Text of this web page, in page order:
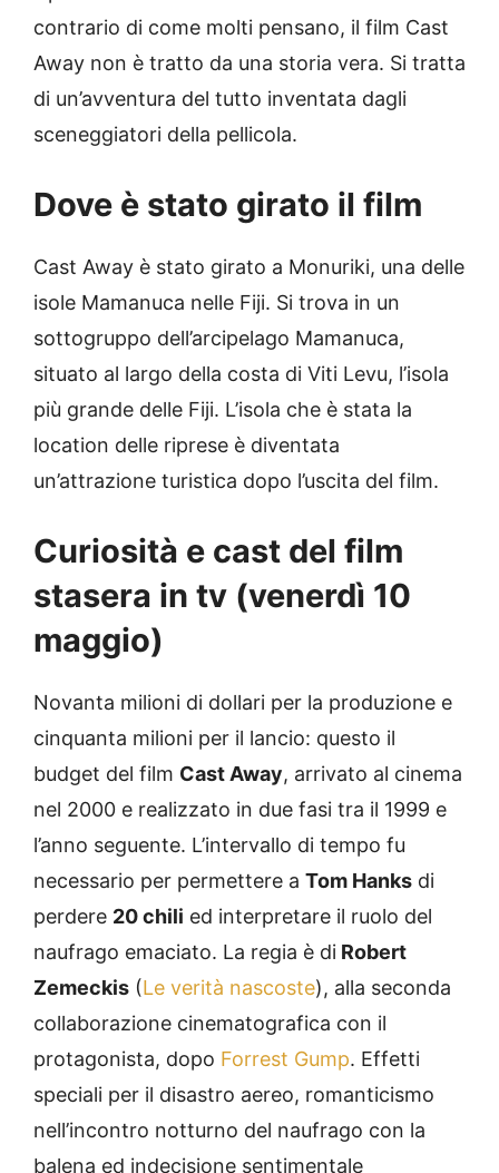
contrario di come molti pensano, il film Cast
Away non è tratto da una storia vera. Si tratta
di un’avventura del tutto inventata dagli
sceneggiatori della pellicola.
Dove è stato girato il film
Cast Away è stato girato a Monuriki, una delle
isole Mamanuca nelle Fiji. Si trova in un
sottogruppo dell’arcipelago Mamanuca,
situato al largo della costa di Viti Levu, l’isola
più grande delle Fiji. L’isola che è stata la
location delle riprese è diventata
un’attrazione turistica dopo l’uscita del film.
Curiosità e cast del film
stasera in tv (venerdì 10
maggio)
Novanta milioni di dollari per la produzione e
cinquanta milioni per il lancio: questo il
budget del film Cast Away, arrivato al cinema
nel 2000 e realizzato in due fasi tra il 1999 e
l’anno seguente. L’intervallo di tempo fu
necessario per permettere a Tom Hanks di
perdere 20 chili ed interpretare il ruolo del
naufrago emaciato. La regia è di Robert
Zemeckis (Le verità nascoste), alla seconda
collaborazione cinematografica con il
protagonista, dopo Forrest Gump. Effetti
speciali per il disastro aereo, romanticismo
nell’incontro notturno del naufrago con la
balena ed indecisione sentimentale